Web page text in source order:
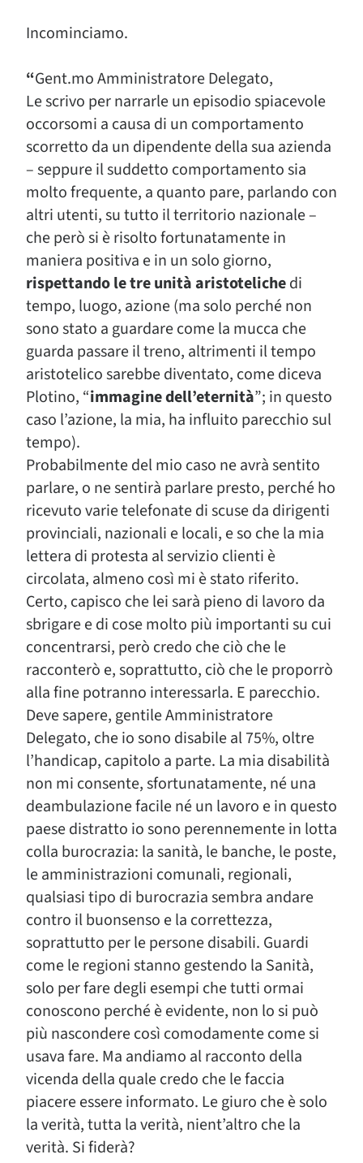
Incominciamo.
“Gent.mo Amministratore Delegato,
Le scrivo per narrarle un episodio spiacevole
occorsomi a causa di un comportamento
scorretto da un dipendente della sua azienda
– seppure il suddetto comportamento sia
molto frequente, a quanto pare, parlando con
altri utenti, su tutto il territorio nazionale –
che però si è risolto fortunatamente in
maniera positiva e in un solo giorno,
rispettando le tre unità aristotelichedi
tempo, luogo, azione (ma solo perché non
sono stato a guardare come la mucca che
guarda passare il treno, altrimenti il tempo
aristotelico sarebbe diventato, come diceva
Plotino, “immagine dell’eternità”; in questo
caso l’azione, la mia, ha influito parecchio sul
tempo).
Probabilmente del mio caso ne avrà sentito
parlare, o ne sentirà parlare presto, perché ho
ricevuto varie telefonate di scuse da dirigenti
provinciali, nazionali e locali, e so che la mia
lettera di protesta al servizio clienti è
circolata, almeno così mi è stato riferito.
Certo, capisco che lei sarà pieno di lavoro da
sbrigare e di cose molto più importanti su cui
concentrarsi, però credo che ciò che le
racconterò e, soprattutto, ciò che le proporrò
alla fine potranno interessarla. E parecchio.
Deve sapere, gentile Amministratore
Delegato, che io sono disabile al 75%, oltre
l’handicap, capitolo a parte. La mia disabilità
non mi consente, sfortunatamente, né una
deambulazione facile né un lavoro e in questo
paese distratto io sono perennemente in lotta
colla burocrazia: la sanità, le banche, le poste,
le amministrazioni comunali, regionali,
qualsiasi tipo di burocrazia sembra andare
contro il buonsenso e la correttezza,
soprattutto per le persone disabili. Guardi
come le regioni stanno gestendo la Sanità,
solo per fare degli esempi che tutti ormai
conoscono perché è evidente, non lo si può
più nascondere così comodamente come si
usava fare. Ma andiamo al racconto della
vicenda della quale credo che le faccia
piacere essere informato. Le giuro che è solo
la verità, tutta la verità, nient’altro che la
verità. Si fiderà?